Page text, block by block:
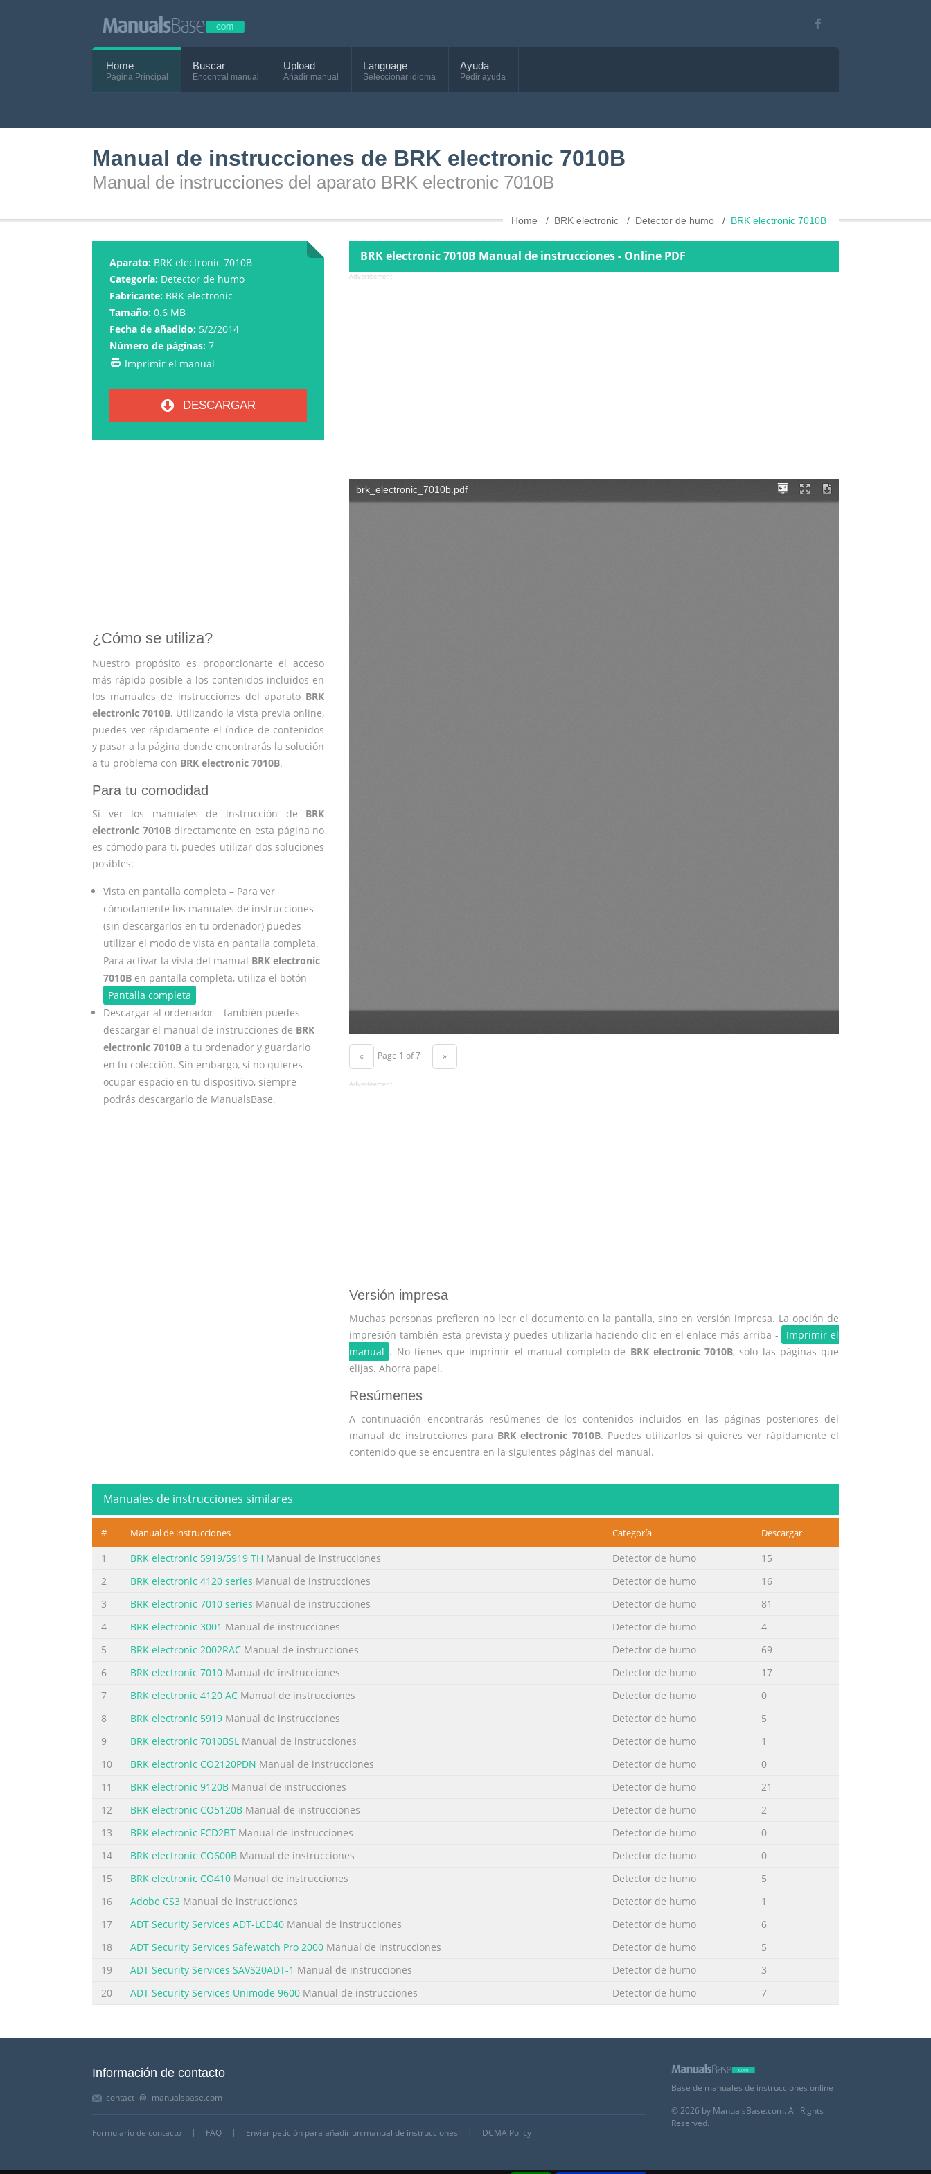
Home
Página Principal
Buscar
Encontral manual
Upload
Añadir manual
Language
Seleccionar idioma
Ayuda
Pedir ayuda
Manual de instrucciones de BRK electronic 7010B
Manual de instrucciones del aparato BRK electronic 7010B
Home BRK electronic Detector de humo BRK electronic 7010B
Aparato: BRK electronic 7010B
Categoría: Detector de humo
Fabricante: BRK electronic
Tamaño: 0.6 MB
Fecha de añadido: 5/2/2014
Número de páginas: 7
Imprimir el manual
DESCARGAR
¿Cómo se utiliza?
Nuestro propósito es proporcionarte el acceso
más rápido posible a los contenidos incluidos en
los manuales de instrucciones del aparato BRK
electronic 7010B. Utilizando la vista previa online,
puedes ver rápidamente el índice de contenidos
y pasar a la página donde encontrarás la solución
a tu problema con BRK electronic 7010B.
Para tu comodidad
Si ver los manuales de instrucción de BRK
electronic 7010Bdirectamente en esta página no
es cómodo para ti, puedes utilizar dos soluciones
posibles:
Vista en pantalla completa – Para ver
cómodamente los manuales de instrucciones
(sin descargarlos en tu ordenador) puedes
utilizar el modo de vista en pantalla completa.
Para activar la vista del manual BRK electronic
7010Ben pantalla completa, utiliza el botón
Pantalla completa
Descargar al ordenador – también puedes
descargar el manual de instrucciones de BRK
electronic 7010Ba tu ordenador y guardarlo
en tu colección. Sin embargo, si no quieres
ocupar espacio en tu dispositivo, siempre
podrás descargarlo de ManualsBase.
BRK electronic 7010B Manual de instrucciones - Online PDF
Advertisement
« Page 1 of 7 »
Advertisement
Versión impresa
Muchas personas prefieren no leer el documento en la pantalla, sino en versión impresa. La opción de
impresión también está prevista y puedes utilizarla haciendo clic en el enlace más arriba -
Imprimir el
manual . No tienes que imprimir el manual completo de BRK electronic 7010B, solo las páginas que
elijas. Ahorra papel.
Resúmenes
A continuación encontrarás resúmenes de los contenidos incluidos en las páginas posteriores del
manual de instrucciones para BRK electronic 7010B. Puedes utilizarlos si quieres ver rápidamente el
contenido que se encuentra en la siguientes páginas del manual.
Manuales de instrucciones similares
# Manual de instrucciones Categoría Descargar
1 BRK electronic 5919/5919 TH Manual de instrucciones Detector de humo
15
2
BRK electronic 4120 series Manual de instrucciones Detector de humo
16
3
BRK electronic 7010 series Manual de instrucciones Detector de humo
81
4
BRK electronic 3001 Manual de instrucciones Detector de humo
4
5
BRK electronic 2002RAC Manual de instrucciones Detector de humo
69
6
BRK electronic 7010 Manual de instrucciones Detector de humo
17
7
BRK electronic 4120 AC Manual de instrucciones Detector de humo
0
8
BRK electronic 5919 Manual de instrucciones Detector de humo
5
9
BRK electronic 7010BSL Manual de instrucciones Detector de humo
1
10
BRK electronic CO2120PDN Manual de instrucciones Detector de humo
0
11
BRK electronic 9120B Manual de instrucciones Detector de humo
21
12
BRK electronic CO5120B Manual de instrucciones Detector de humo
2
13
BRK electronic FCD2BT Manual de instrucciones Detector de humo
0
14
BRK electronic CO600B Manual de instrucciones Detector de humo
0
15
BRK electronic CO410 Manual de instrucciones Detector de humo
5
16
Adobe CS3 Manual de instrucciones Detector de humo
1
17
ADT Security Services ADT-LCD40 Manual de instrucciones Detector de humo
6
18
ADT Security Services Safewatch Pro 2000 Manual de instrucciones Detector de humo
5
19
ADT Security Services SAVS20ADT-1 Manual de instrucciones Detector de humo
3
20
ADT Security Services Unimode 9600 Manual de instrucciones Detector de humo 7
Información de contacto
contact -@- manualsbase.com
Formulario de contacto FAQ Enviar petición para añadir un manual de instrucciones DCMA Policy
Base de manuales de instrucciones online
© 2026 by ManualsBase.com. All Rights
Reserved.